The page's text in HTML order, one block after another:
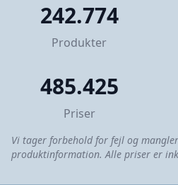
242.774
Produkter
485.425
Priser
Vi tager forbehold for fejl og
produktinformation. Alle priser er